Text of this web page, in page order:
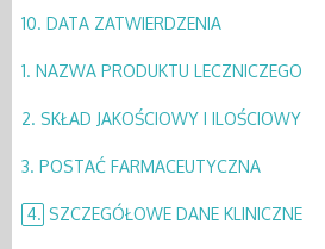
10. DATA ZATWIERDZENIA
1. NAZWA PRODUKTU LECZNICZEGO
2. SKŁAD JAKOŚCIOWY I ILOŚCIOWY
3. POSTAĆ FARMACEUTYCZNA
4. SZCZEGÓŁOWE DANE KLINICZNE